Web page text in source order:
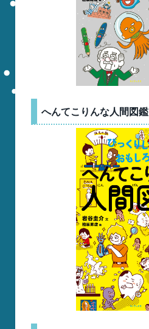
へんてこりんな人間図鑑